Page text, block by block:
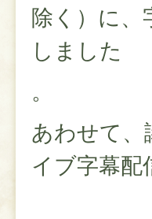
除く）に、
しました
。
あわせて、
イブ字幕配